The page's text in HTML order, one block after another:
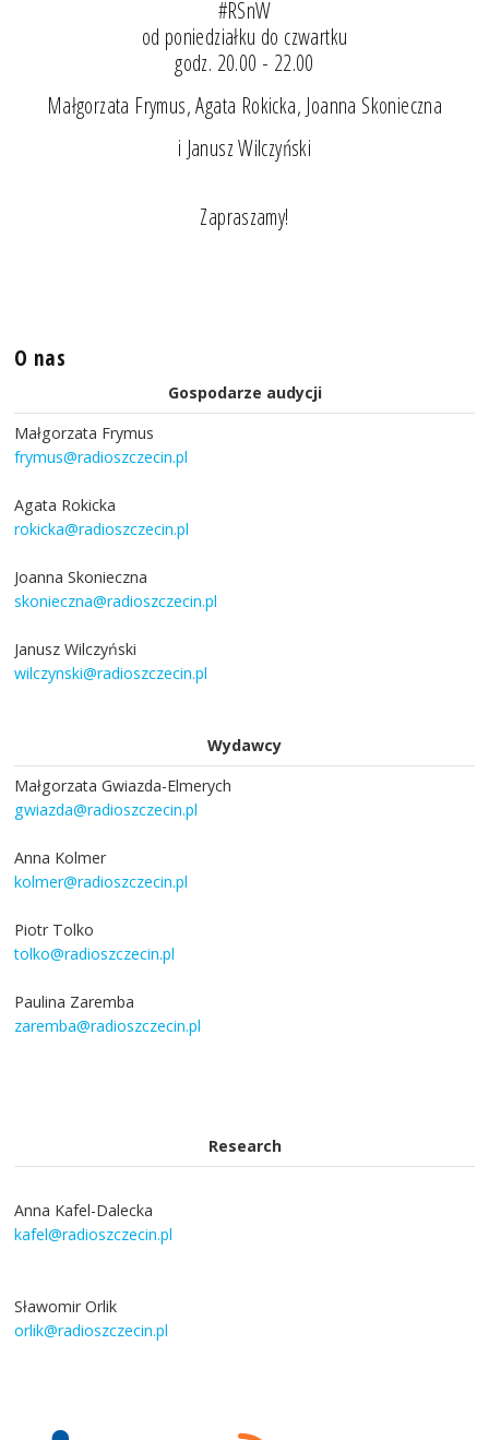
#RSnW
od poniedziałku do czwartku
godz. 20.00 - 22.00
Małgorzata Frymus, Agata Rokicka, Joanna Skonieczna
i Janusz Wilczyński
Zapraszamy!
O nas
Gospodarze audycji
Małgorzata Frymus
frymus@radioszczecin.pl
Agata Rokicka
rokicka@radioszczecin.pl
Joanna Skonieczna
skonieczna@radioszczecin.pl
Janusz Wilczyński
wilczynski@radioszczecin.pl
Wydawcy
Małgorzata Gwiazda-Elmerych
gwiazda@radioszczecin.pl
Anna Kolmer
kolmer@radioszczecin.pl
Piotr Tolko
tolko@radioszczecin.pl
Paulina Zaremba
zaremba@radioszczecin.pl
Research
Anna Kafel-Dalecka
kafel@radioszczecin.pl
Sławomir Orlik
orlik@radioszczecin.pl